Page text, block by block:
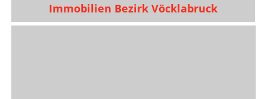
Immobilien Bezirk Vöcklabruck